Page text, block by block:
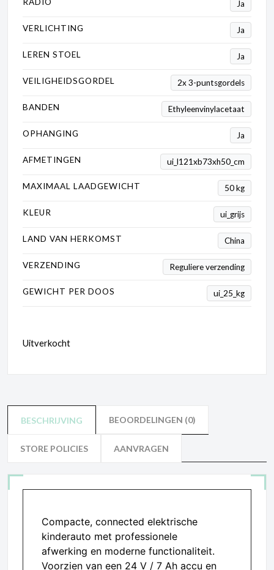
RADIO Ja
VERLICHTING Ja
LEREN STOEL Ja
VEILIGHEIDSGORDEL 2x 3-puntsgordels
BANDEN Ethyleenvinylacetaat
OPHANGING Ja
AFMETINGEN ui_l121xb73xh50_cm
MAXIMAAL LAADGEWICHT 50 kg
KLEUR ui_grijs
LAND VAN HERKOMST China
VERZENDING Reguliere verzending
GEWICHT PER DOOS ui_25_kg
Uitverkocht
BESCHRIJVING BEOORDELINGEN (0)
STORE POLICIES AANVRAGEN
Compacte, connected elektrische
kinderauto met professionele
afwerking en moderne functionaliteit.
Voorzien van een 24 V / 7 Ah accu en